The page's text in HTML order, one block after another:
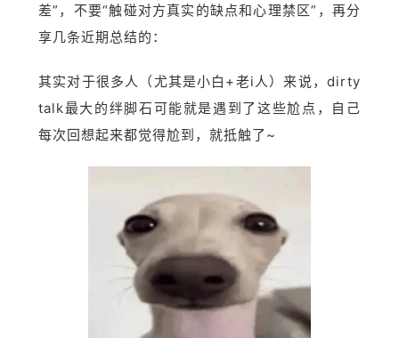
差”，不要“触碰对方真实的缺点和心理禁区”，再分
享几条近期总结的：
其实对于很多人（尤其是小白+老i人）来说，dirty
talk最大的绊脚石可能就是遇到了这些尬点，自己
每次回想起来都觉得尬到，就抵触了~